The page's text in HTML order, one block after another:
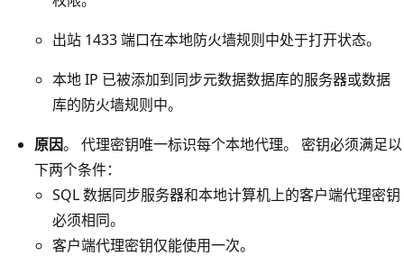
出站 1433 端口在本地防火墙规则中处于打开状态。
本地 IP 已被添加到同步元数据数据库的服务器或数据
库的防火墙规则中。
原因。 代理密钥唯一标识每个本地代理。 密钥必须满足以
下两个条件：
SQL 数据同步服务器和本地计算机上的客户端代理密钥
必须相同。
客户端代理密钥仅能使用一次。